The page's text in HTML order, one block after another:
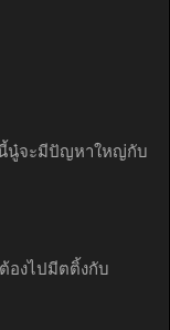
นู๋จะมีปัญหาใหญ่กับ
องไปมีตติ้งกับ